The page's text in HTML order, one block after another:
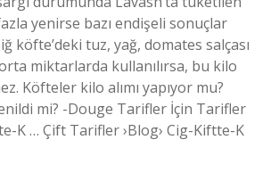
yenirse bazı endişeli sonuçlar
köfte’deki tuz, yağ, domates salçası
miktarlarda kullanılırsa, bu kilo
Köfteler kilo alımı yapıyor mu?
mi? -Douge Tarifler İçin Tarifler
K … Çift Tarifler ›Blog› Cig-Kiftte-K